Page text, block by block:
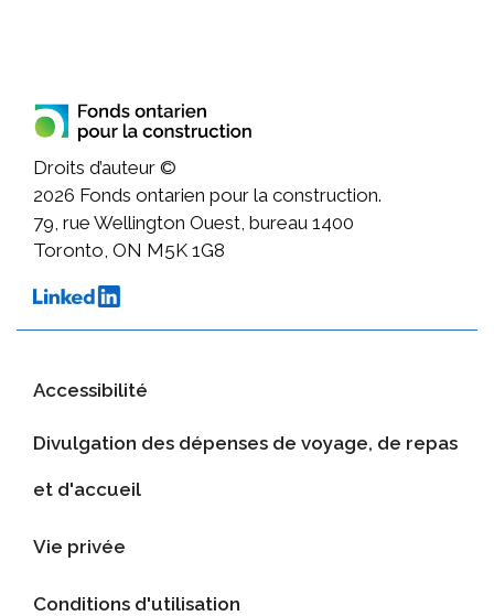
Droits d’auteur ©
2026 Fonds ontarien pour la construction.
79, rue Wellington Ouest, bureau 1400
Toronto, ON M5K 1G8
Accessibilité
Divulgation des dépenses de voyage, de repas
et d'accueil
Vie privée
Conditions d'utilisation